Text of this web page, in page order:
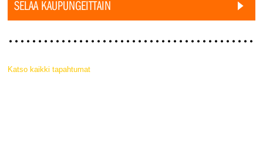
SELAA KAUPUNGEITTAIN
Katso kaikki tapahtumat